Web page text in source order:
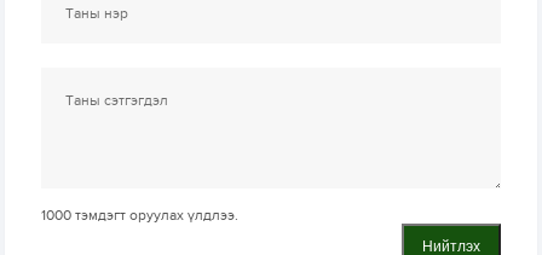
1000 тэмдэгт оруулах үлдлээ.
Нийтлэх